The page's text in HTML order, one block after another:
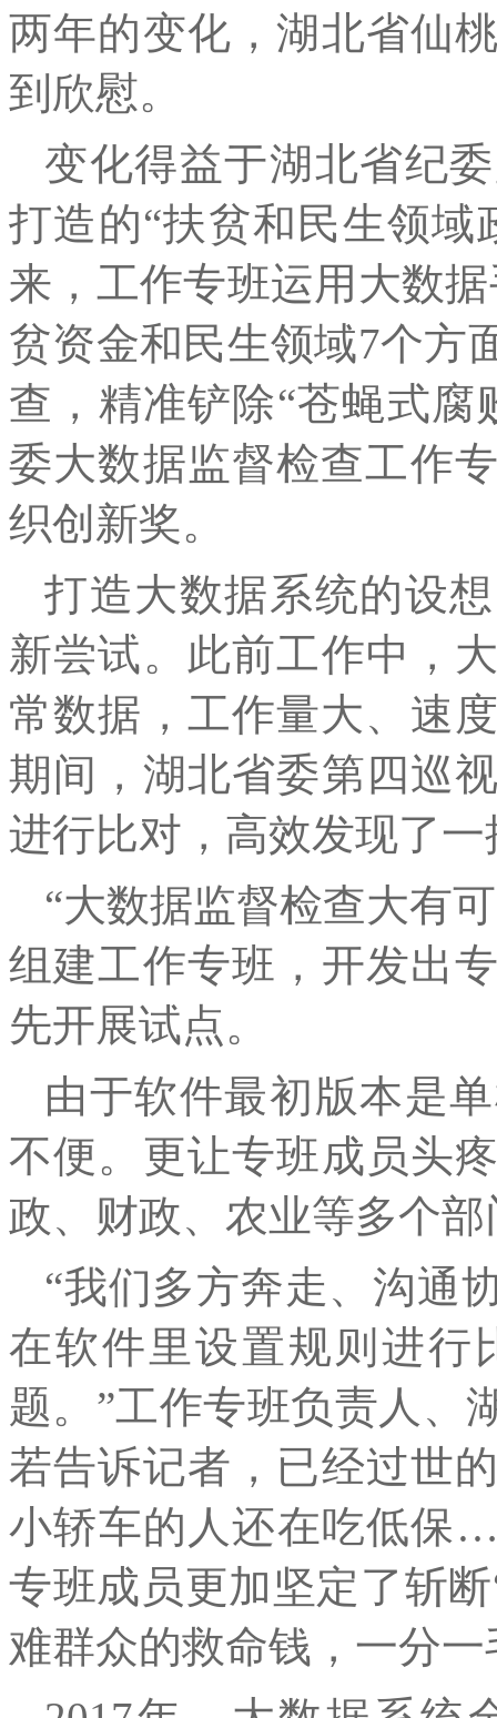
两年的变化，湖北省仙
到欣慰。
变化得益于湖北省纪
打造的“扶贫和民生领域
来，工作专班运用大数
贫资金和民生领域7个方
查，精准铲除“苍蝇式腐
委大数据监督检查工作
织创新奖。
打造大数据系统的设
新尝试。此前工作中，
常数据，工作量大、速
期间，湖北省委第四巡
进行比对，高效发现了
“大数据监督检查大有
组建工作专班，开发出
先开展试点。
由于软件最初版本是
不便。更让专班成员头
政、财政、农业等多个
“我们多方奔走、沟通
在软件里设置规则进行
题。”工作专班负责人、
若告诉记者，已经过世
小轿车的人还在吃低保
专班成员更加坚定了斩
难群众的救命钱，一分